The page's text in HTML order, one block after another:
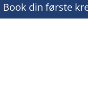
Book din første